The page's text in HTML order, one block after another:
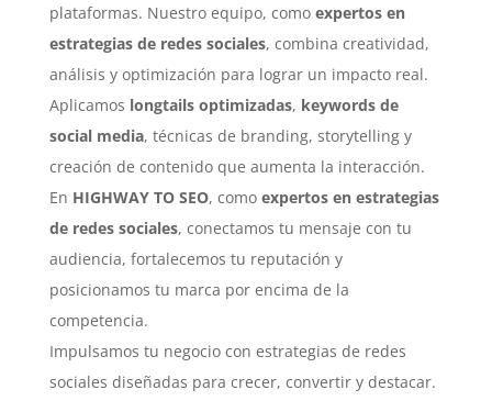
plataformas. Nuestro equipo, como expertos en
estrategias de redes sociales, combina creatividad,
análisis y optimización para lograr un impacto real.
Aplicamos longtails optimizadas, keywords de
social media, técnicas de branding, storytelling y
creación de contenido que aumenta la interacción.
En HIGHWAY TO SEO, como expertos en estrategias
de redes sociales, conectamos tu mensaje con tu
audiencia, fortalecemos tu reputación y
posicionamos tu marca por encima de la
competencia.
Impulsamos tu negocio con estrategias de redes
sociales diseñadas para crecer, convertir y destacar.